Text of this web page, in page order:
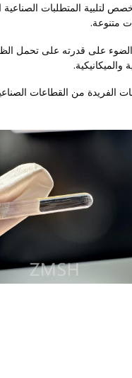
لتلبية المتطلبات
متنوعة.
على قدرته على تحمل
الفريدة من القطاعات